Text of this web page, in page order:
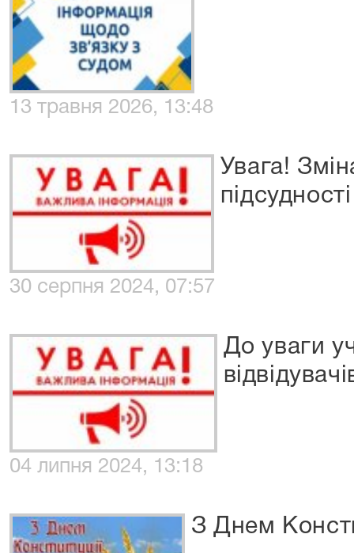
13 травня 2026, 13:48
Увага!
підсудності
30 серпня 2024, 07:57
До уваги
04 липня 2024, 13:18
З Днем